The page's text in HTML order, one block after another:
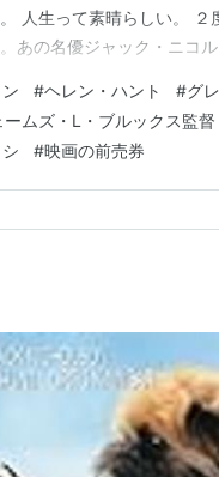
人生って素晴らしい。 ２
の名優ジャック・ニコ
のアパートに住む恋愛小
#ヘレン・ハント #グ
ームズ・L・ブルックス監督
#映画の前売券